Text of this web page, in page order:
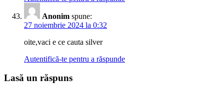
Anonim spune:
27 noiembrie 2024 la 0:32
oite,vaci e ce cauta silver
Autentifică-te pentru a răspunde
Lasă un răspuns